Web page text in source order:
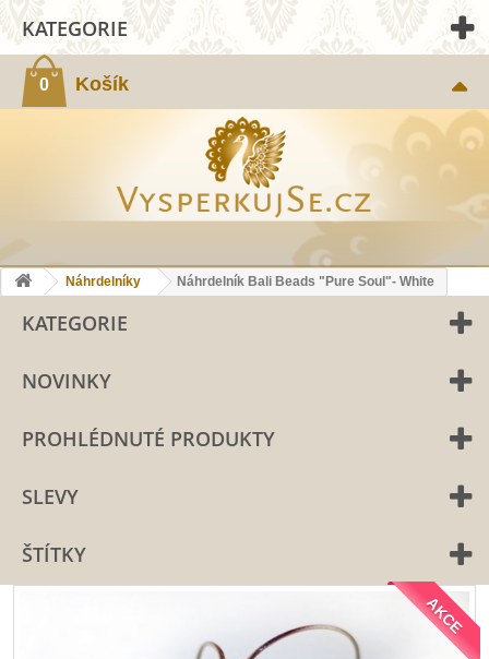
0 Košík
KATEGORIE
Náhrdelníky Náhrdelník Bali Beads "Pure Soul"- White
KATEGORIE
NOVINKY
PROHLÉDNUTÉ PRODUKTY
SLEVY
ŠTÍTKY
AKCE